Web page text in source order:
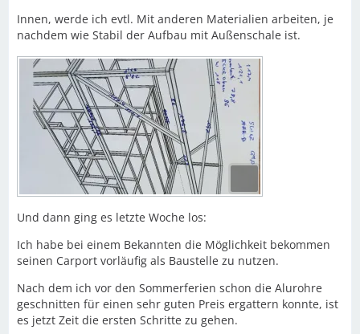
Innen, werde ich evtl. Mit anderen Materialien arbeiten, je
nachdem wie Stabil der Aufbau mit Außenschale ist.
Und dann ging es letzte Woche los:
Ich habe bei einem Bekannten die Möglichkeit bekommen
seinen Carport vorläufig als Baustelle zu nutzen.
Nach dem ich vor den Sommerferien schon die Alurohre
geschnitten für einen sehr guten Preis ergattern konnte, ist
es jetzt Zeit die ersten Schritte zu gehen.